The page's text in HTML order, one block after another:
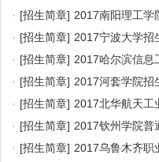
· [招生简章] 2017南阳理工学
· [招生简章] 2017宁波大学招
· [招生简章] 2017哈尔滨信息
· [招生简章] 2017河套学院招
· [招生简章] 2017北华航天工
· [招生简章] 2017钦州学院普
· [招生简章] 2017乌鲁木齐职